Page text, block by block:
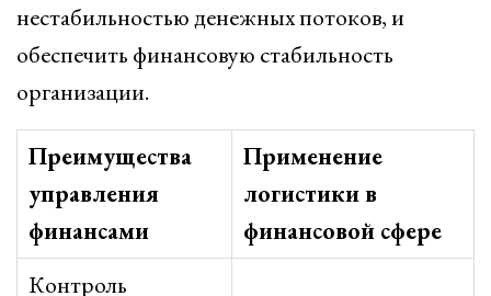
нестабильностью денежных потоков, и
обеспечить финансовую стабильность
организации.
Преимущества
управления
финансами
Применение
логистики в
финансовой сфере
Контроль